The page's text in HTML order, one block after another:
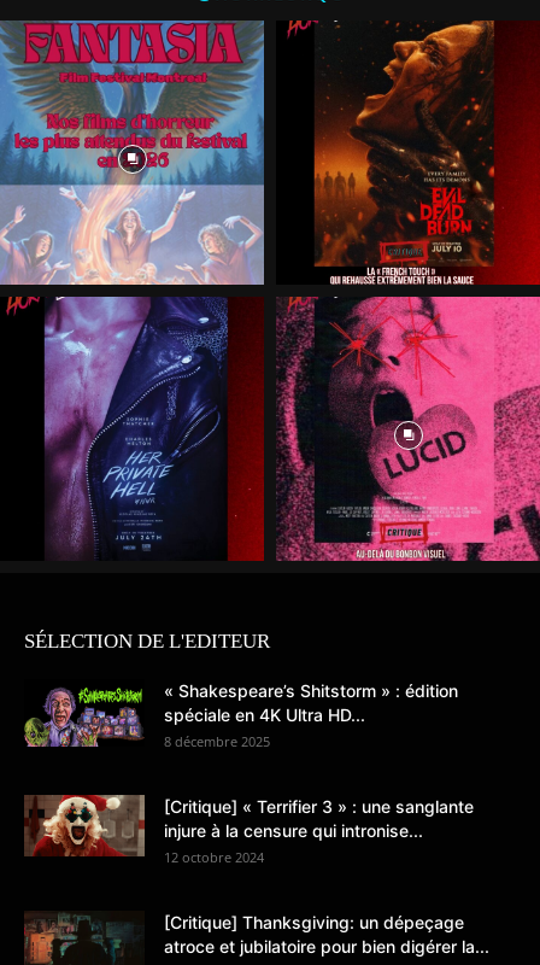
SÉLECTION DE L'EDITEUR
« Shakespeare’s Shitstorm » : édition
spéciale en 4K Ultra HD...
8 décembre 2025
[Critique] « Terrifier 3 » : une sanglante
injure à la censure qui intronise...
12 octobre 2024
[Critique] Thanksgiving: un dépeçage
atroce et jubilatoire pour bien digérer la...